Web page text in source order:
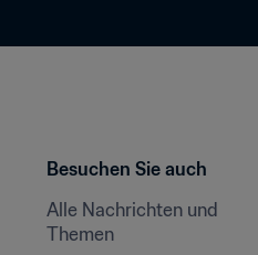
Besuchen Sie auch
Alle Nachrichten und
Themen